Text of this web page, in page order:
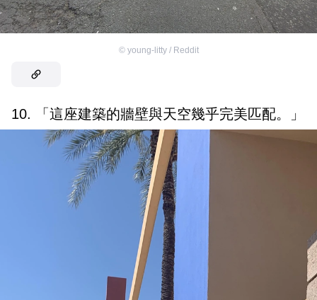
© young-litty / Reddit
10. 「這座建築的牆壁與天空幾乎完美匹配。」